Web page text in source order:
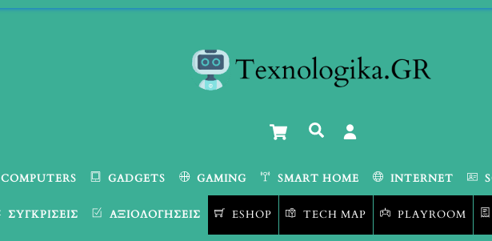
Cart Αναζήτηση
COMPUTERS GADGETS GAMING SMART HOME INTERNET
ΣΥΓΚΡΊΣΕΙΣ ΑΞΙΟΛΟΓΉΣΕΙΣ ESHOP TECH MAP PLAYROOM